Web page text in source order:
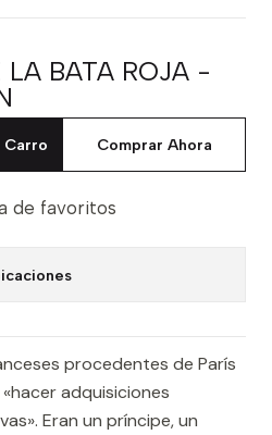
LA BATA ROJA -
Carro Comprar Ahora
de favoritos
procedentes de París
adquisiciones
Eran un príncipe, un